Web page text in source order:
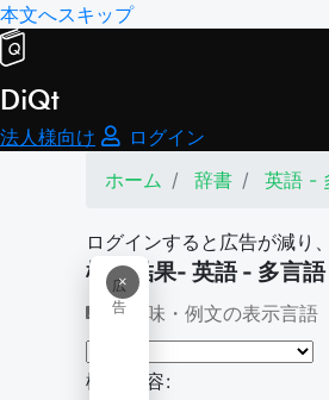
本文へスキップ
DiQt
法人様向け
ログイン
ホーム
辞書 英語 -
ログインすると広告が減り
×
広
告
検索結果- 英語 - 多言語
意味・例文の表示言語
検索内容: